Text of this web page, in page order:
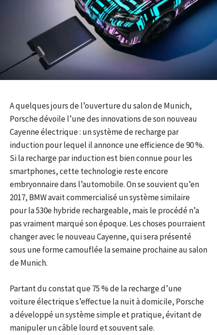
A quelques jours de l’ouverture du salon de Munich,
Porsche dévoile l’une des innovations de son nouveau
Cayenne électrique : un système de recharge par
induction pour lequel il annonce une efficience de 90 %.
Si la recharge par induction est bien connue pour les
smartphones, cette technologie reste encore
embryonnaire dans l’automobile. On se souvient qu’en
2017, BMW avait commercialisé un système similaire
pour la 530e hybride rechargeable, mais le procédé n’a
pas vraiment marqué son époque. Les choses pourraient
changer avec le nouveau Cayenne, qui sera présenté
sous une forme camouflée la semaine prochaine au salon
de Munich.
Partant du constat que 75 % de la recharge d’une
voiture électrique s’effectue la nuit à domicile, Porsche
a développé un système simple et pratique, évitant de
manipuler un câble lourd et souvent sale.